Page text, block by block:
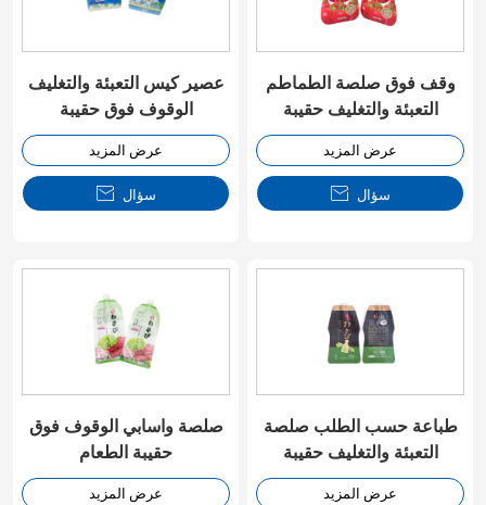
عصير كيس التعبئة والتغليف
الوقوف فوق حقيبة
عرض المزيد
 سؤال
وقف فوق صلصة الطماطم
التعبئة والتغليف حقيبة
عرض المزيد
 سؤال
صلصة واسابي الوقوف فوق
حقيبة الطعام
عرض المزيد
طباعة حسب الطلب صلصة
التعبئة والتغليف حقيبة
عرض المزيد